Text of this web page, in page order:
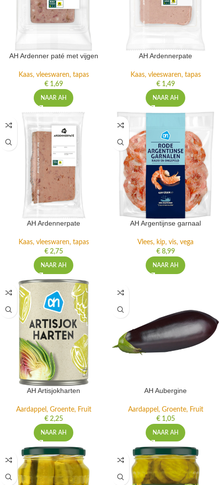
AH Ardenner paté met vijgen
Kaas, vleeswaren, tapas
€1,69
NAAR AH
AH Ardennerpate
Kaas, vleeswaren, tapas
€1,49
NAAR AH
AH Ardennerpate
Kaas, vleeswaren, tapas
€2,75
NAAR AH
AH Argentijnse garnaal
Vlees, kip, vis, vega
€8,99
NAAR AH
AH Artisjokharten
Aardappel, Groente, Fruit
€2,25
NAAR AH
AH Aubergine
Aardappel, Groente, Fruit
€1,05
NAAR AH